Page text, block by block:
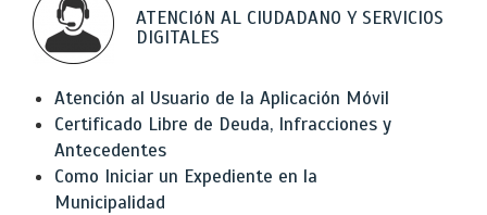
ATENCIóN AL CIUDADANO Y SERVICIOS
DIGITALES
Atención al Usuario de la Aplicación Móvil
Certificado Libre de Deuda, Infracciones y
Antecedentes
Como Iniciar un Expediente en la
Municipalidad